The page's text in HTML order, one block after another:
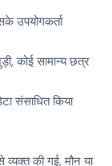
उपयोगकर्ता
कोई सामान्य छत्र
संसाधित किया
की गई, मौन या